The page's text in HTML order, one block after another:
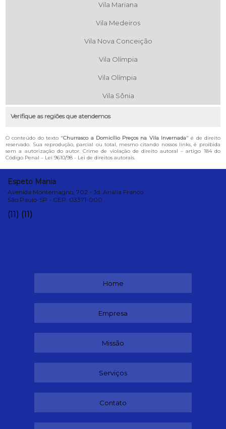
Vila Mariana
Vila Medeiros
Vila Nova Conceição
Vila Olímpia
Vila Olímpia
Vila Sônia
Verifique as regiões que atendemos
O conteúdo do texto "Churrasco a Domicílio Preços na Vila Invernada" é de direito
reservado. Sua reprodução, parcial ou total, mesmo citando nossos links, é proibida
sem a autorização do autor. Crime de violação de direito autoral – artigo 184 do
Código Penal – Lei 9610/98 - Lei de direitos autorais.
Espeto Mania
Avenida Montemagno, 702 - Jd. Anália Franco
São Paulo-SP - CEP: 03371-000
(11) (11)
Home
Empresa
Missão
Serviços
Contato